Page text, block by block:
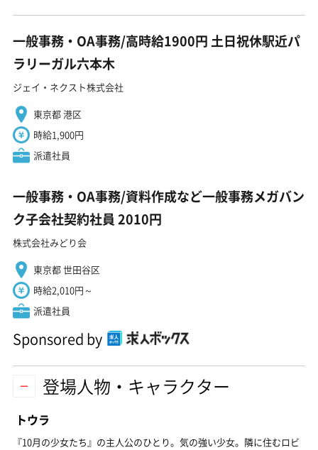
一般事務・OA事務/高時給1900円 土日祝休駅近パ
ラリーガル六本木
ジェイ・ネクスト株式会社
東京都 港区
時給1,900円
派遣社員
一般事務・OA事務/資料作成など一般事務メガバン
ク子会社契約社員 2010円
株式会社みどり会
東京都 世田谷区
時給2,010円～
派遣社員
Sponsored by
登場人物・キャラクター
トウラ
『10月の少女たち』の主人公のひとり。気の強い少女。隣に住むロビ